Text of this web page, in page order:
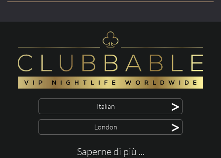
Italian >
London >
Saperne di più ...